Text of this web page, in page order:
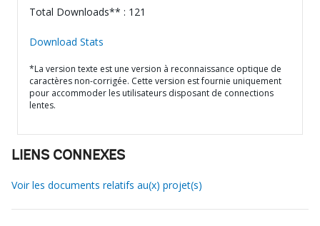
Total Downloads** : 121
Download Stats
*La version texte est une version à reconnaissance optique de
caractères non-corrigée. Cette version est fournie uniquement
pour accommoder les utilisateurs disposant de connections
lentes.
LIENS CONNEXES
Voir les documents relatifs au(x) projet(s)